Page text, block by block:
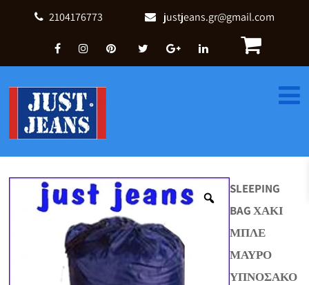
2104176773 justjeans.gr@gmail.com
SLEEPING
BAG ΧΑΚΙ
ΜΠΛΕ
ΜΑΥΡΟ
ΥΠΝΟΣΑΚΟ